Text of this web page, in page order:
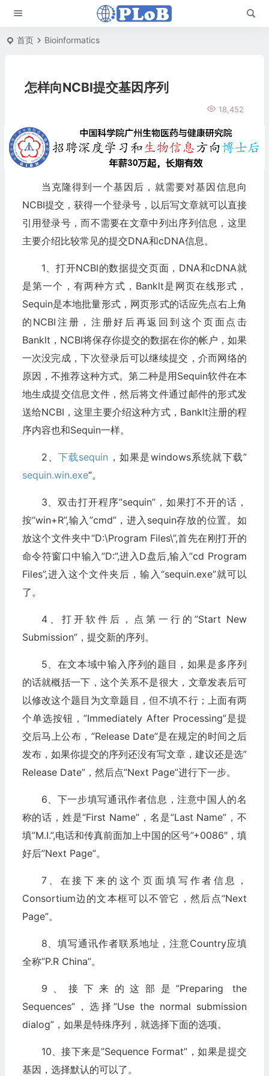
首页 Bioinformatics
怎样向NCBI提交基因序列
18,452
当克隆得到一个基因后，就需要对基因信息向
NCBI提交，获得一个登录号，以后写文章就可以直接
引用登录号，而不需要在文章中列出序列信息，这里
主要介绍比较常见的提交DNA和cDNA信息。
1、打开NCBI的数据提交页面，DNA和cDNA就
是第一个，有两种方式，Banklt是网页在线形式，
Sequin是本地批量形式，网页形式的话应先点右上角
的NCBI注册，注册好后再返回到这个页面点击
Banklt，NCBI将保存你提交的数据在你的帐户，如果
一次没完成，下次登录后可以继续提交，介而网络的
原因，不推荐这种方式。第二种是用Sequin软件在本
地生成提交信息文件，然后将文件通过邮件的形式发
送给NCBI，这里主要介绍这种方式，Banklt注册的程
序内容也和Sequin一样。
2、下载sequin ，如果是windows系统就下载”
sequin.win.exe“。
3、双击打开程序”sequin”，如果打不开的话，
按“win+R”,输入”cmd”，进入sequin存放的位置。如
放这个文件夹中“D:\Program Files\”,首先在刚打开的
命令符窗口中输入”D:”,进入D盘后,输入”cd Program
Files”,进入这个文件夹后，输入“sequin.exe”就可以
了。
4、打开软件后，点第一行的”Start New
Submission”，提交新的序列。
5、在文本域中输入序列的题目，如果是多序列
的话就概括一下，这个关系不是很大，文章发表后可
以修改这个题目为文章题目，但不填不行；上面有两
个单选按钮，”Immediately After Processing”是提
交后马上公布，”Release Date”是在规定的时间之后
发布，如果你提交的序列还没有写文章，建议还是选”
Release Date”，然后点”Next Page”进行下一步。
6、下一步填写通讯作者信息，注意中国人的名
称的话，姓是“First Name”，名是”Last Name”，不
填”M.I.”,电话和传真前面加上中国的区号”+0086″，填
好后”Next Page”。
7、在接下来的这个页面填写作者信息，
Consortium边的文本框可以不管它，然后点“Next
Page”。
8、填写通讯作者联系地址，注意Country应填
全称”P.R China”。
9、接下来的这部是”Preparing the
Sequences”，选择”Use the normal submission
dialog”，如果是特殊序列，就选择下面的选项。
10、接下来是”Sequence Format”，如果是提交
基因，选择默认的可以了。